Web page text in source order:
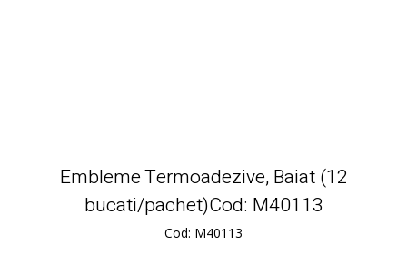
Embleme Termoadezive, Baiat (12
bucati/pachet)Cod: M40113
Cod: M40113